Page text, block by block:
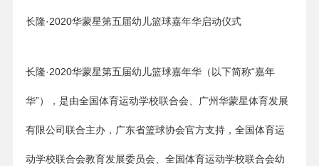
长隆·2020华蒙星第五届幼儿篮球嘉年华启动仪式
长隆·2020华蒙星第五届幼儿篮球嘉年华（以下简称“嘉年
华”），是由全国体育运动学校联合会、广州华蒙星体育发展
有限公司联合主办，广东省篮球协会官方支持，全国体育运
动学校联合会教育发展委员会、全国体育运动学校联合会幼